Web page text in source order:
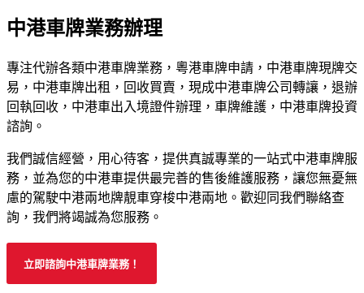
中港車牌業務辦理
專注代辦各類中港車牌業務，粵港車牌申請，中港車牌現牌交
易，中港車牌出租，回收買賣，現成中港車牌公司轉讓，退辦
回執回收，中港車出入境證件辦理，車牌維護，中港車牌投資
諮詢。
我們誠信經營，用心待客，提供真誠專業的一站式中港車牌服
務，並為您的中港車提供最完善的售後維護服務，讓您無憂無
慮的駕駛中港兩地牌靚車穿梭中港兩地。歡迎同我們聯絡查
詢，我們將竭誠為您服務。
立即諮詢中港車牌業務！